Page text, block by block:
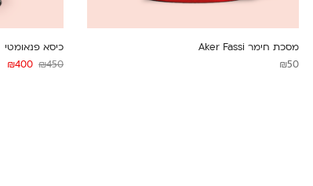
מסכת חימר Aker Fassi
₪50
כיסא פנאומטי
₪450
₪400